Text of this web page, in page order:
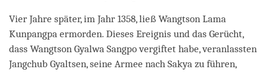
Vier Jahre später, im Jahr 1358, ließ Wangtson Lama
Kunpangpa ermorden. Dieses Ereignis und das Gerücht,
dass Wangtson Gyalwa Sangpo vergiftet habe, veranlassten
Jangchub Gyaltsen, seine Armee nach Sakya zu führen,